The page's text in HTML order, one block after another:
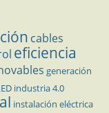
cables
eficiencia
generación
industria 4.0
instalación eléctrica